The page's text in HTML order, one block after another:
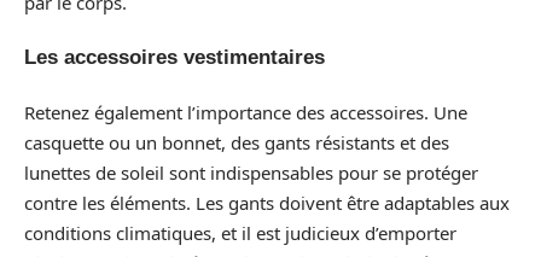
Les accessoires vestimentaires
Retenez également l’importance des accessoires. Une
casquette ou un bonnet, des gants résistants et des
lunettes de soleil sont indispensables pour se protéger
contre les éléments. Les gants doivent être adaptables aux
conditions climatiques, et il est judicieux d’emporter